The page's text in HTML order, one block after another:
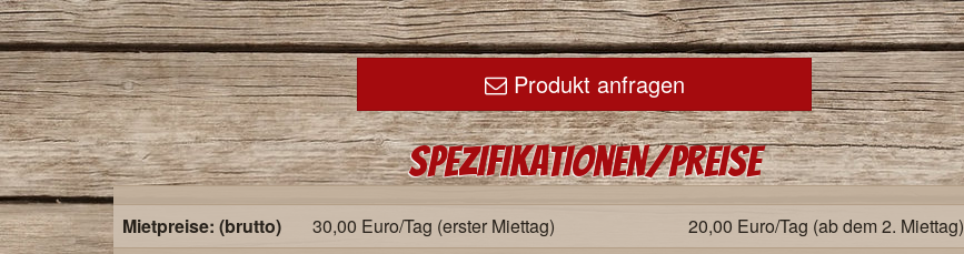
Produkt anfragen
Spezifikationen/Preise
Mietpreise: (brutto) 30,00 Euro/Tag (erster Miettag)
20,00 Euro/Tag (ab dem 2. Miettag)